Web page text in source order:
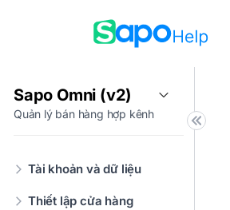
Sapo Omni (v2)
Quản lý bán hàng hợp kênh
Tài khoản và dữ liệu
Thiết lập cửa hàng